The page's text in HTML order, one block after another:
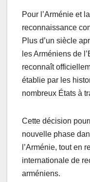
Pour l’Arménie et
reconnaissance
Plus d’un siècle
les Arméniens de
reconnaît
établie par les
nombreux États à
Cette décision
nouvelle phase
l’Arménie, tout en
internationale de
arméniens.